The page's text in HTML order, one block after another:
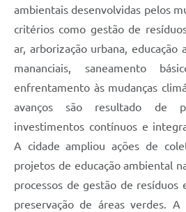
ambientais desenvolvidas pelos
critérios como gestão de
ar, arborização urbana, educação
mananciais, saneamento
enfrentamento às mudanças
avanços são resultado de
investimentos contínuos e
A cidade ampliou ações de
projetos de educação ambiental
processos de gestão de resíduos
preservação de áreas verdes.